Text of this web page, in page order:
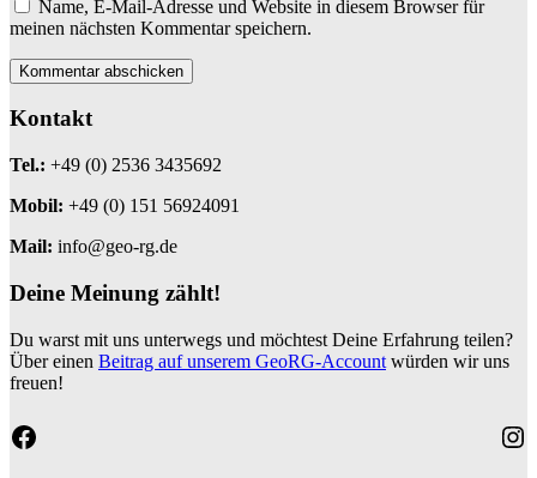
Name, E-Mail-Adresse und Website in diesem Browser für
meinen nächsten Kommentar speichern.
Kontakt
Tel.: +49 (0) 2536 3435692
Mobil: +49 (0) 151 56924091
Mail: info@geo-rg.de
Deine Meinung zählt!
Du warst mit uns unterwegs und möchtest Deine Erfahrung teilen?
Über einen Beitrag auf unserem GeoRG-Account würden wir uns
freuen!
Facebook